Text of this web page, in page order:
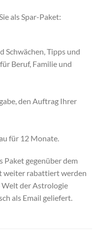
als Spar-Paket:
Schwächen, Tipps und
Beruf, Familie und
den Auftrag Ihrer
für 12 Monate.
Paket gegenüber dem
weiter rabattiert werden
Welt der Astrologie
als Email geliefert.